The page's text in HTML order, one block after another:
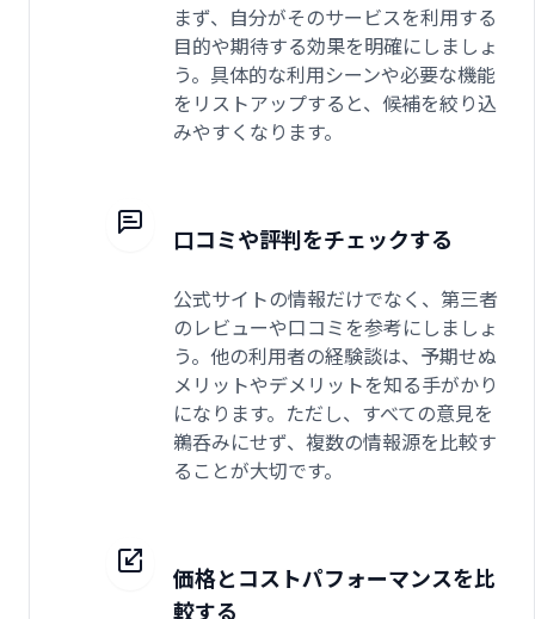
まず、自分がそのサービスを利用する
目的や期待する効果を明確にしましょ
う。具体的な利用シーンや必要な機能
をリストアップすると、候補を絞り込
みやすくなります。
口コミや評判をチェックする
公式サイトの情報だけでなく、第三者
のレビューや口コミを参考にしましょ
う。他の利用者の経験談は、予期せぬ
メリットやデメリットを知る手がかり
になります。ただし、すべての意見を
鵜呑みにせず、複数の情報源を比較す
ることが大切です。
価格とコストパフォーマンスを比
較する